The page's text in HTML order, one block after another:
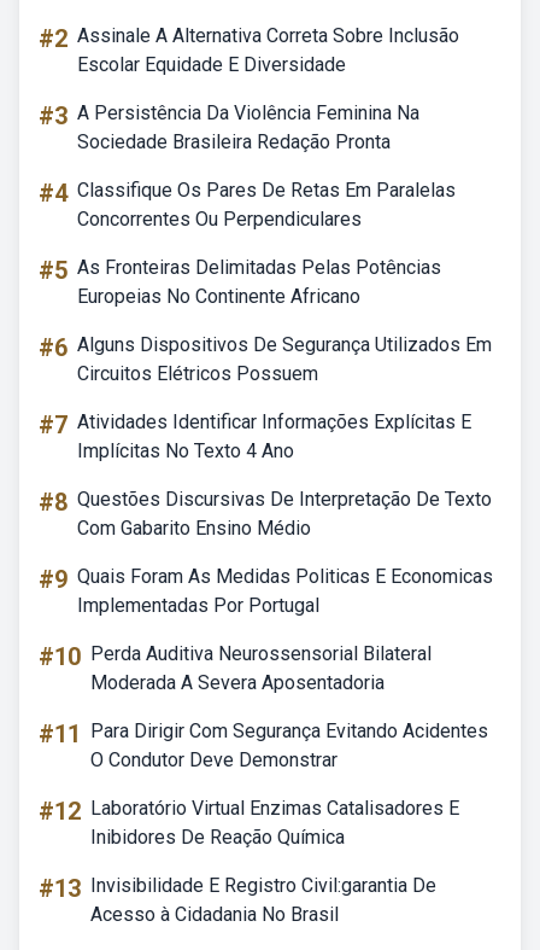
#2 Assinale A Alternativa Correta Sobre Inclusão
Escolar Equidade E Diversidade
#3 A Persistência Da Violência Feminina Na
Sociedade Brasileira Redação Pronta
#4 Classifique Os Pares De Retas Em Paralelas
Concorrentes Ou Perpendiculares
#5 As Fronteiras Delimitadas Pelas Potências
Europeias No Continente Africano
#6 Alguns Dispositivos De Segurança Utilizados Em
Circuitos Elétricos Possuem
#7 Atividades Identificar Informações Explícitas E
Implícitas No Texto 4 Ano
#8 Questões Discursivas De Interpretação De Texto
Com Gabarito Ensino Médio
#9 Quais Foram As Medidas Politicas E Economicas
Implementadas Por Portugal
#10 Perda Auditiva Neurossensorial Bilateral
Moderada A Severa Aposentadoria
#11
Para Dirigir Com Segurança Evitando Acidentes
O Condutor Deve Demonstrar
#12 Laboratório Virtual Enzimas Catalisadores E
Inibidores De Reação Química
#13 Invisibilidade E Registro Civil:garantia De
Acesso à Cidadania No Brasil